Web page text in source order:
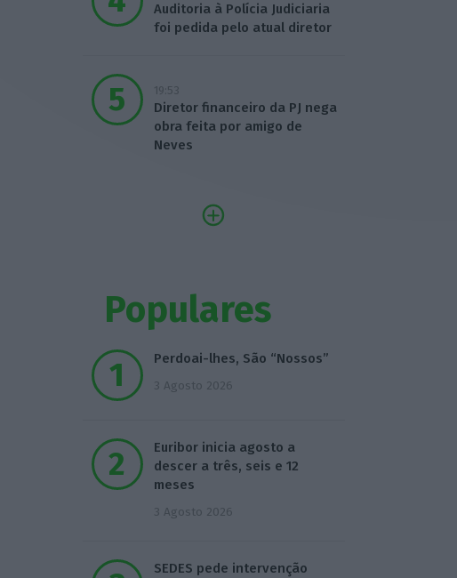
Auditoria à Polícia Judiciaria
foi pedida pelo atual diretor
19:53
Diretor financeiro da PJ nega
obra feita por amigo de
Neves
Populares
Perdoai-lhes, São “Nossos”
3 Agosto 2026
Euribor inicia agosto a
descer a três, seis e 12
meses
3 Agosto 2026
SEDES pede intervenção